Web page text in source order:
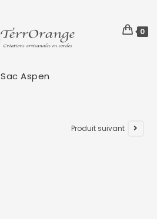
0
Sac Aspen
Produit suivant